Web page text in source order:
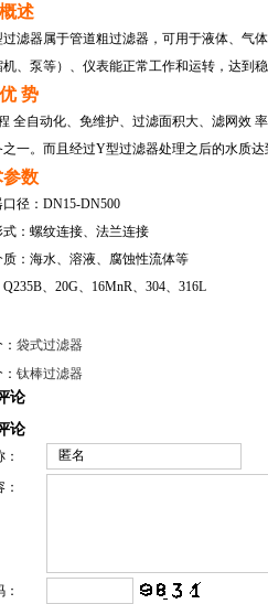
述
滤器属于管道粗过滤器，可用于液体、气
、泵等）、仪表能正常工作和运转，达到
势
全自动化、免维护、过滤面积大、滤网效
一。而且经过Y型过滤器处理之后的水质
数
器口径：DN15-DN500
形式：螺纹连接、法兰连
介质：海水、溶液、腐蚀性
Q235B、20G、16MnR、
袋式过滤器
钛棒过滤器
论
论